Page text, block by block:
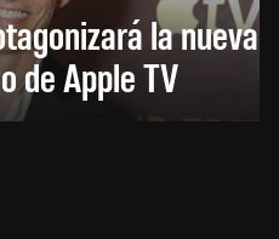
la nueva
de Apple TV